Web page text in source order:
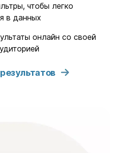
чтобы легко
в данных
онлайн со своей